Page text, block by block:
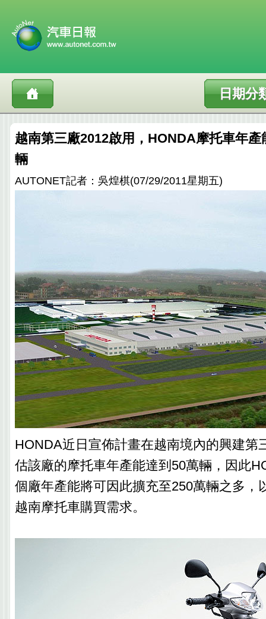
日期分
越南第三廠2012啟用，HONDA摩托車年產
輛
AUTONET記者：吳煌棋(07/29/2011星期五)
HONDA近日宣佈計畫在越南境內的興建第
估該廠的摩托車年產能達到50萬輛，因此
個廠年產能將可因此擴充至250萬輛之多，
越南摩托車購買需求。